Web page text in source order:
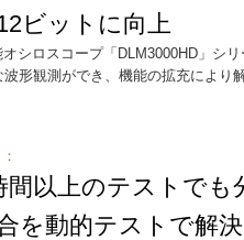
ビットに向上
シロスコープ「DLM3000HD」シ
形観測ができ、機能の拡充により
間以上のテストで
を動的テストで解決